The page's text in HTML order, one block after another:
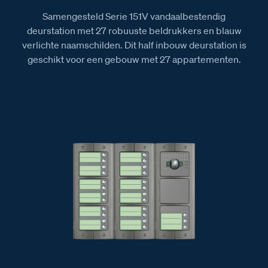
Samengesteld Serie 151V vandaalbestendig
deurstation met 27 robuuste beldrukkers en blauw
verlichte naamschilden. Dit half inbouw deurstation is
geschikt voor een gebouw met 27 appartementen.